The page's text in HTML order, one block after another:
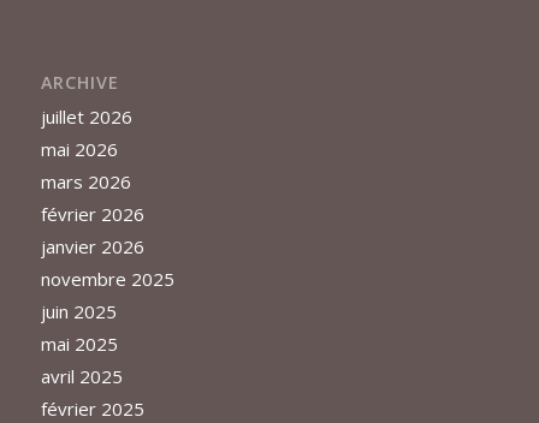
ARCHIVE
juillet 2026
mai 2026
mars 2026
février 2026
janvier 2026
novembre 2025
juin 2025
mai 2025
avril 2025
février 2025